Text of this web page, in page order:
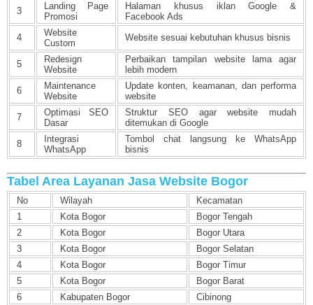
3
Landing Page
Promosi
Halaman khusus iklan Google &
Facebook Ads
4
Website
Custom
Website sesuai kebutuhan khusus bisnis
5
Redesign
Website
Perbaikan tampilan website lama agar
lebih modern
6
Maintenance
Website
Update konten, keamanan, dan performa
website
7
Optimasi SEO
Dasar
Struktur SEO agar website mudah
ditemukan di Google
8
Integrasi
WhatsApp
Tombol chat langsung ke WhatsApp
bisnis
Tabel Area Layanan Jasa Website Bogor
No Wilayah
Kecamatan
1
Kota Bogor
Bogor Tengah
2
Kota Bogor
Bogor Utara
3
Kota Bogor
Bogor Selatan
4
Kota Bogor
Bogor Timur
5
Kota Bogor
Bogor Barat
6
Kabupaten Bogor
Cibinong